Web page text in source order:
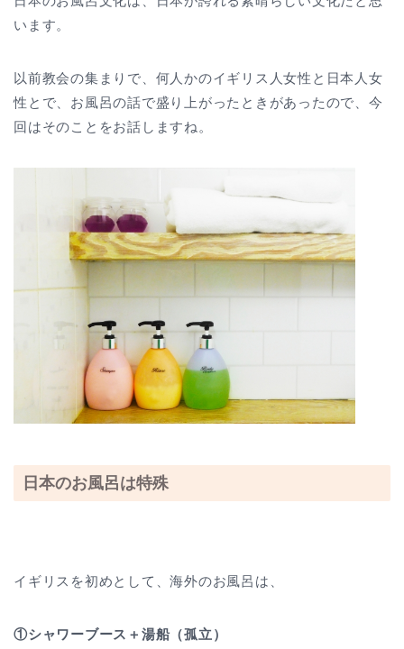
います。
以前教会の集まりで、何人かのイギリス人女性と日本人女
性とで、お風呂の話で盛り上がったときがあったので、今
回はそのことをお話しますね。
日本のお風呂は特殊
イギリスを初めとして、海外のお風呂は、
①シャワーブース＋湯船（孤立）